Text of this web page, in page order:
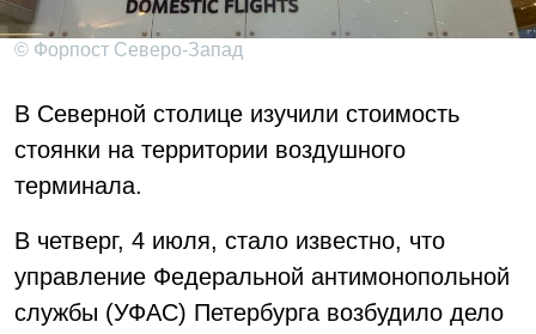
© Форпост Северо-Запад
В Северной столице изучили стоимость
стоянки на территории воздушного
терминала.
В четверг, 4 июля, стало известно, что
управление Федеральной антимонопольной
службы (УФАС) Петербурга возбудило дело